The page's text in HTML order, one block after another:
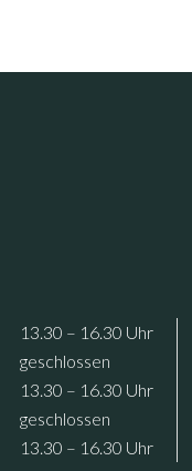
13.30 – 16.30 Uhr
geschlossen
13.30 – 16.30 Uhr
geschlossen
13.30 – 16.30 Uhr